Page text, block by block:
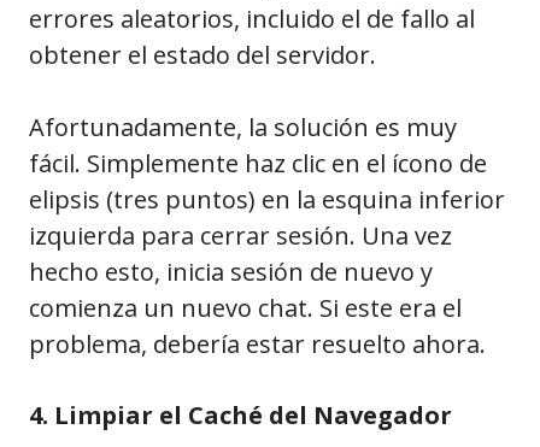
errores aleatorios, incluido el de fallo al
obtener el estado del servidor.
Afortunadamente, la solución es muy
fácil. Simplemente haz clic en el ícono de
elipsis (tres puntos) en la esquina inferior
izquierda para cerrar sesión. Una vez
hecho esto, inicia sesión de nuevo y
comienza un nuevo chat. Si este era el
problema, debería estar resuelto ahora.
4. Limpiar el Caché del Navegador